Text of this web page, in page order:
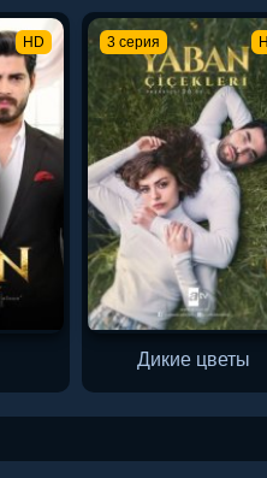
HD 3 серия
Дикие цветы